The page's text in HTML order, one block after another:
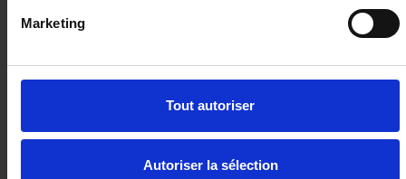
Marketing
Tout autoriser
Autoriser la sélection
ou à partir de435.07 €/mois